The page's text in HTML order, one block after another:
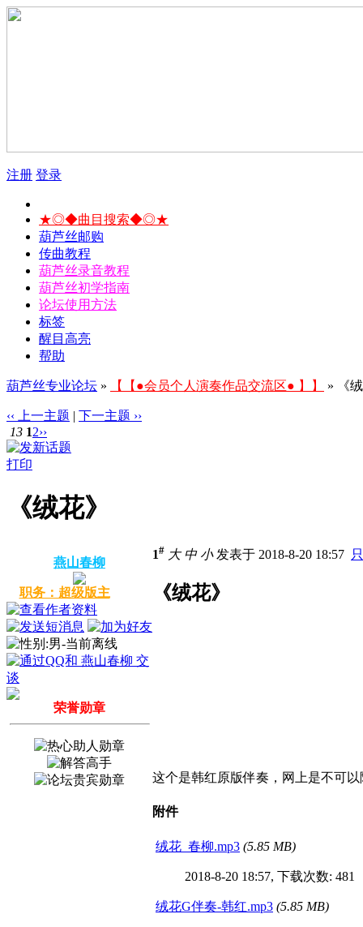
注册 登录
★◎◆曲目搜索◆◎★
葫芦丝邮购
传曲教程
葫芦丝录音教程
葫芦丝初学指南
论坛使用方法
标签
醒目高亮
帮助
葫芦丝专业论坛 » 【【●会员个人演奏作品交流区● 】】 » 《
‹‹ 上一主题 | 下一主题 ››
13 12››
打印
《绒花》
燕山春柳
职务：超级版主
荣誉勋章
1# 大 中 小发表于 2018-8-20 18:57
《绒花》
这个是韩红原版伴奏，网上是不可
附件
绒花_春柳.mp3 (5.85 MB)
2018-8-20 18:57, 下载次数: 481
绒花G伴奏-韩红.mp3 (5.85 MB)